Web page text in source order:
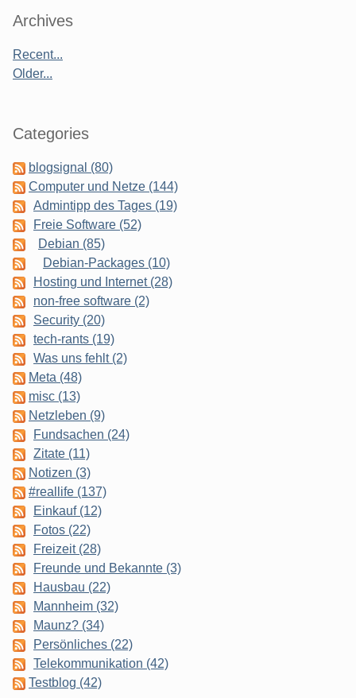
Sidebar
Archives
Recent...
Older...
Categories
blogsignal (80)
Computer und Netze (144)
Admintipp des Tages (19)
Freie Software (52)
Debian (85)
Debian-Packages (10)
Hosting und Internet (28)
non-free software (2)
Security (20)
tech-rants (19)
Was uns fehlt (2)
Meta (48)
misc (13)
Netzleben (9)
Fundsachen (24)
Zitate (11)
Notizen (3)
#reallife (137)
Einkauf (12)
Fotos (22)
Freizeit (28)
Freunde und Bekannte (3)
Hausbau (22)
Mannheim (32)
Maunz? (34)
Persönliches (22)
Telekommunikation (42)
Testblog (42)